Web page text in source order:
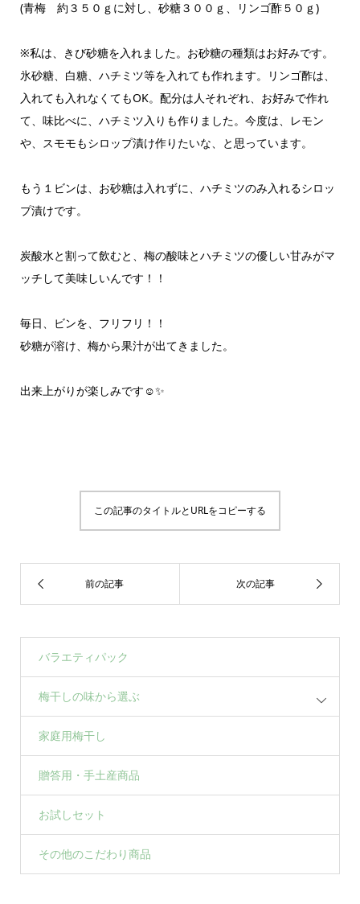
(青梅 約３５０ｇに対し、砂糖３００ｇ、リンゴ酢５０ｇ)
※私は、きび砂糖を入れました。お砂糖の種類はお好みです。
氷砂糖、白糖、ハチミツ等を入れても作れます。リンゴ酢は、
入れても入れなくてもOK。配分は人それぞれ、お好みで作れ
て、味比べに、ハチミツ入りも作りました。今度は、レモン
や、スモモもシロップ漬け作りたいな、と思っています。
もう１ビンは、お砂糖は入れずに、ハチミツのみ入れるシロッ
プ漬けです。
炭酸水と割って飲むと、梅の酸味とハチミツの優しい甘みがマ
ッチして美味しいんです！！
毎日、ビンを、フリフリ！！
砂糖が溶け、梅から果汁が出てきました。
出来上がりが楽しみです☺✨
この記事のタイトルとURLをコピーする
バラエティパック
梅干しの味から選ぶ
家庭用梅干し
贈答用・手土産商品
お試しセット
その他のこだわり商品